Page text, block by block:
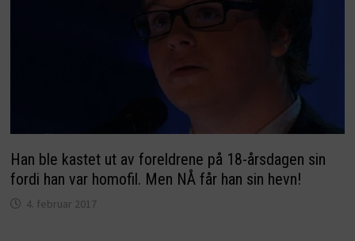
Han ble kastet ut av foreldrene på 18-årsdagen sin
fordi han var homofil. Men NÅ får han sin hevn!
4. februar 2017